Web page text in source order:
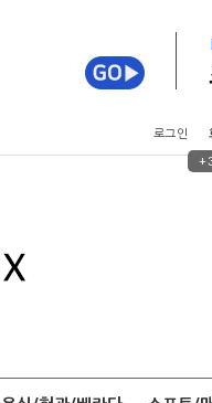
로그인